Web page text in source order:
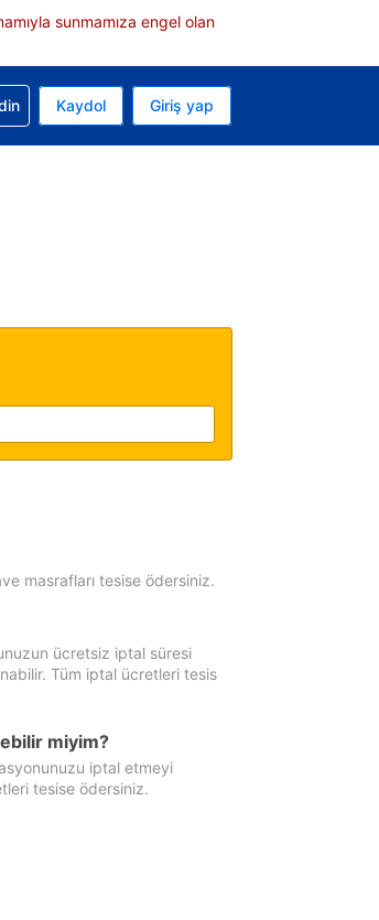
sunmamıza engel olan
Türk lirası
Türkçe
ilgili yardım alın
Kaydol Giriş yap
masrafları tesise ödersiniz.
ücretsiz iptal süresi
Tüm iptal ücretleri tesis
miyim?
iptal etmeyi
tesise ödersiniz.